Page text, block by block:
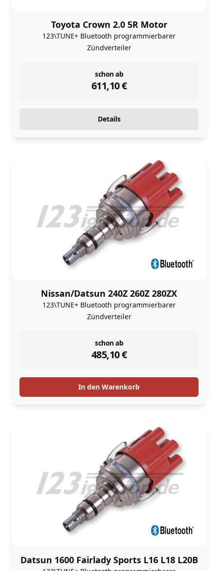
Toyota Crown 2.0 5R Motor
123\TUNE+ Bluetooth programmierbarer
Zündverteiler
schon ab
611,10€
instock
Details
Nissan/Datsun 240Z 260Z 280ZX
123\TUNE+ Bluetooth programmierbarer
Zündverteiler
schon ab
485,10€
instock
In den Warenkorb
Datsun 1600 Fairlady Sports L16 L18 L20B